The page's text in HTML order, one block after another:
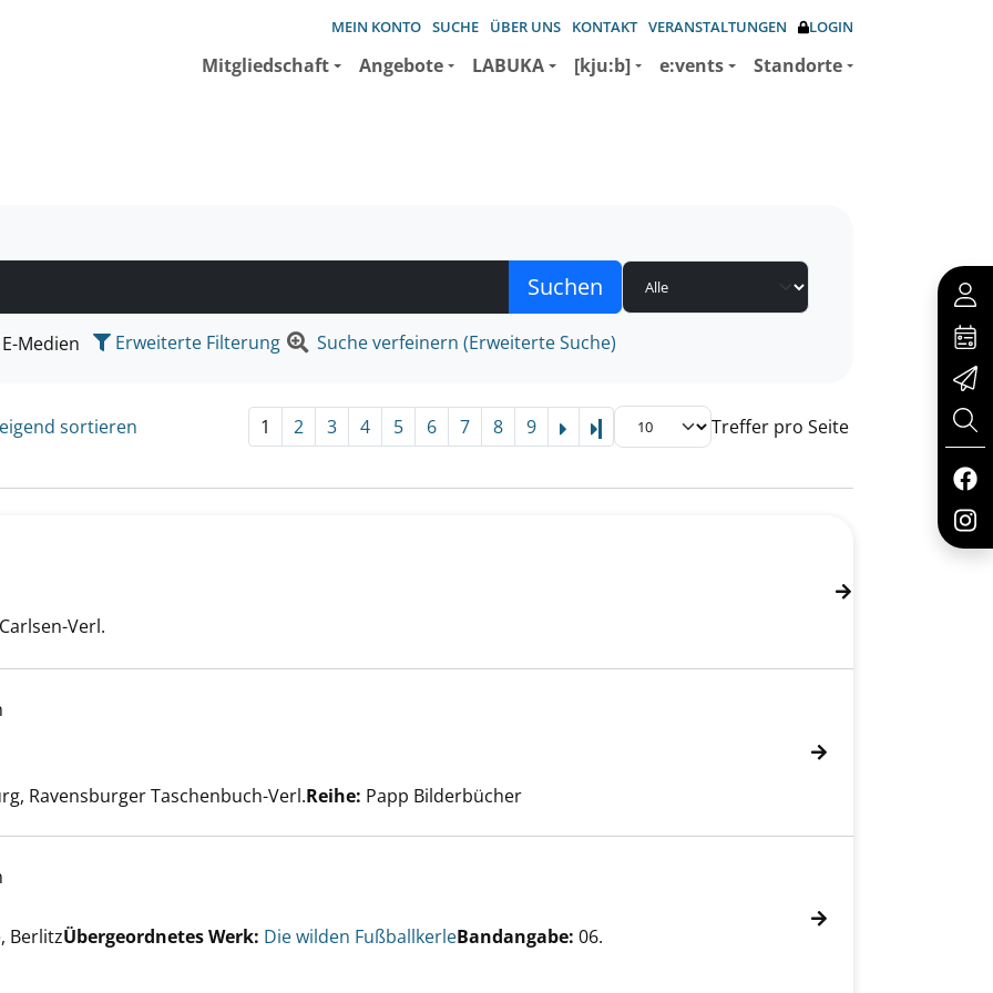
MEIN KONTO SUCHE ÜBER UNS KONTAKT VERANSTALTUNGEN LOGIN
Mitgliedschaft Angebote LABUKA [kju:b] e:vents Standorte
suchen wollen.
E-Medien Erweiterte Filterung Suche verfeinern (Erweiterte Suche)
sortieren 1 2 3 4 5 6 7 8 9 Letzte Seite Treffer pro Seite
Verl.
Tiger anzeigen
Ravensburger Taschenbuch-Verl.Reihe: Papp Bilderbücher
der Held anzeigen
BerlitzÜbergeordnetes Werk: Die wilden FußballkerleBandangabe: 06.